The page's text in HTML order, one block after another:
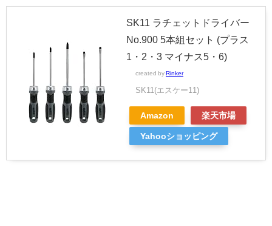
SK11 ラチェットドライバー
No.900 5本組セット (プラス
1・2・3 マイナス5・6)
created by Rinker
SK11(エスケー11)
Amazon 楽天市場
Yahooショッピング